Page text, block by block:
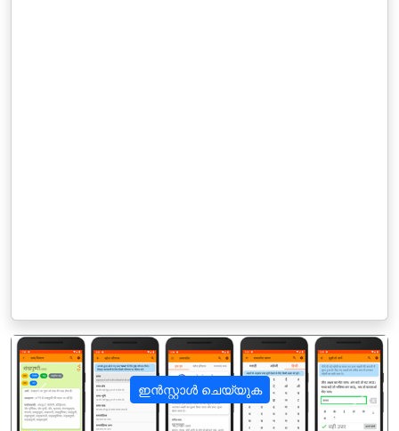
ഇൻസ്റ്റാൾ ചെയ്യുക
पिछला अगला